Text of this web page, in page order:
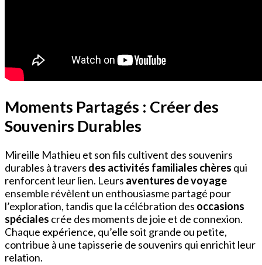
Moments Partagés : Créer des
Souvenirs Durables
Mireille Mathieu et son fils cultivent des souvenirs
durables à travers des activités familiales chères qui
renforcent leur lien. Leurs aventures de voyage
ensemble révèlent un enthousiasme partagé pour
l’exploration, tandis que la célébration des occasions
spéciales crée des moments de joie et de connexion.
Chaque expérience, qu’elle soit grande ou petite,
contribue à une tapisserie de souvenirs qui enrichit leur
relation.